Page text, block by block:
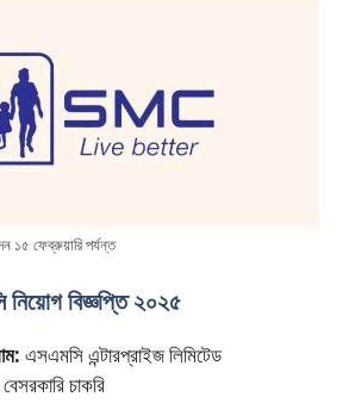
১৫ ফেব্রুয়ারি পর্যন্ত
বিজ্ঞপ্তি ২০২৫
এসএমসি এন্টারপ্রাইজ লিমিটেড
বেসরকারি চাকরি